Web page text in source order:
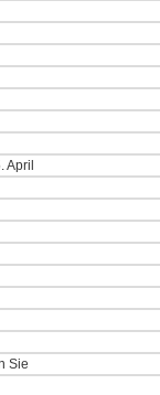
April
Sie